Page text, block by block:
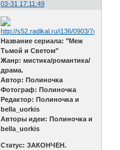
03-31 17:11:49
Название сериала: "Меж
Тьмой и Светом"
Жанр: мистика/романтика/
драма.
Автор: Полиночка
Фотограф: Полиночка
Редактор: Полиночка и
bella_uorkis
Авторы идеи: Полиночка и
bella_uorkis
Статус: ЗАКОНЧЕН.